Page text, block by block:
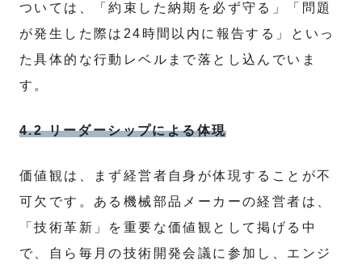
ついては、「約束した納期を必ず守る」「問題
が発生した際は24時間以内に報告する」といっ
た具体的な行動レベルまで落とし込んでいま
す。
4.2 リーダーシップによる体現
価値観は、まず経営者自身が体現することが不
可欠です。ある機械部品メーカーの経営者は、
「技術革新」を重要な価値観として掲げる中
で、自ら毎月の技術開発会議に参加し、エンジ